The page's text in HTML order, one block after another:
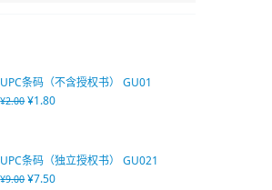
UPC条码（不含授权书） GU01
¥2.00 ¥1.80
UPC条码（独立授权书） GU021
¥9.00 ¥7.50